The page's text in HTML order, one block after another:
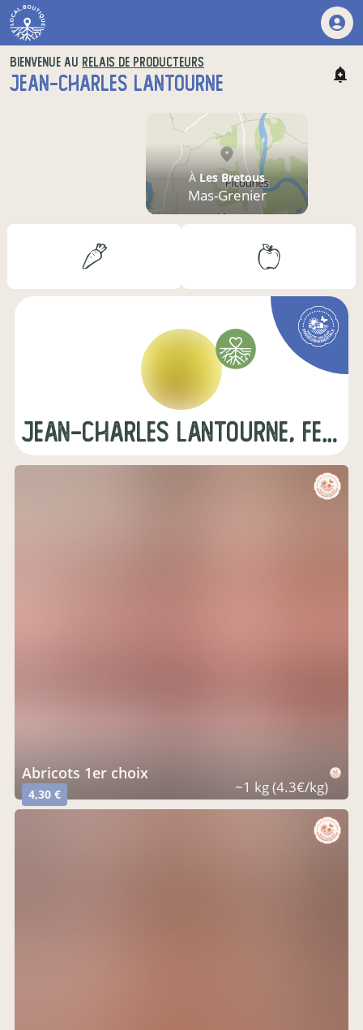
BIENVENUE AU RELAIS DE PRODUCTEURS
JEAN-CHARLES LANTOURNE
ÀLes Bretous
Mas-Grenier
jean-charles lantourne, ferme des Bretous
abricots 1er choix
4,30 € ~1 kg (4.3€/kg)